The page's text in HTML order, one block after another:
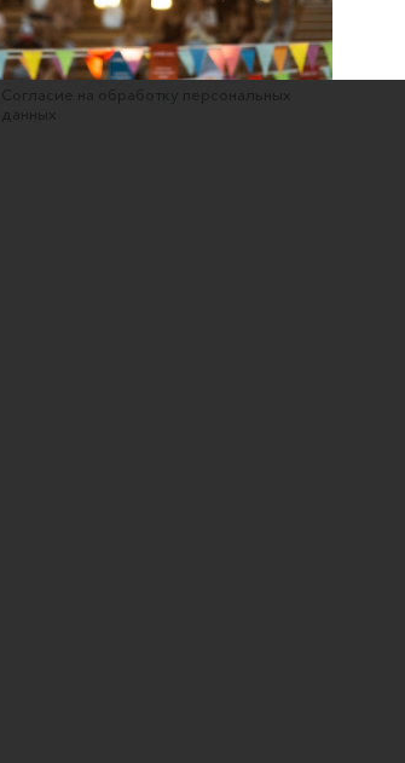
Оферта для покупателей
Политика конфиденциальности
Согласие на обработку персональных
данных